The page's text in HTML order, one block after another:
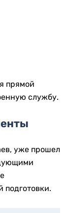
прямой
службу.
уже прошел
подготовки.